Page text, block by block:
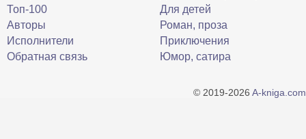
Топ-100
Авторы
Исполнители
Обратная связь
Для детей
Роман, проза
Приключения
Юмор, сатира
© 2019-2026 A-kniga.com